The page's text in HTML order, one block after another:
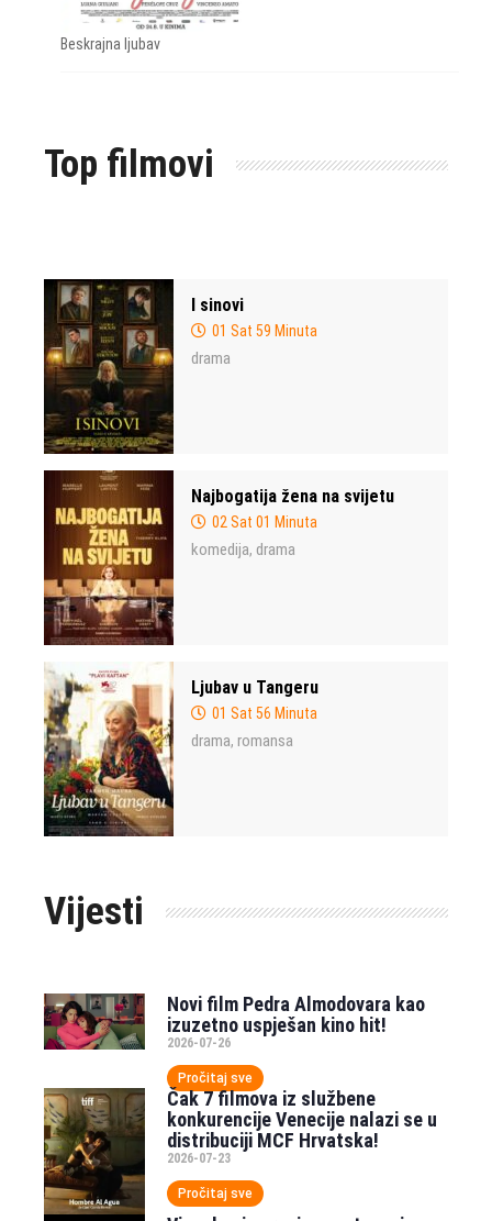
Beskrajna ljubav
Top filmovi
I sinovi
01 Sat 59 Minuta
drama
Najbogatija žena na svijetu
02 Sat 01 Minuta
komedija, drama
Ljubav u Tangeru
01 Sat 56 Minuta
drama, romansa
Vijesti
Novi film Pedra Almodovara kao
izuzetno uspješan kino hit!
2026-07-26
Pročitaj sve
Čak 7 filmova iz službene
konkurencije Venecije nalazi se u
distribuciji MCF Hrvatska!
2026-07-23
Pročitaj sve